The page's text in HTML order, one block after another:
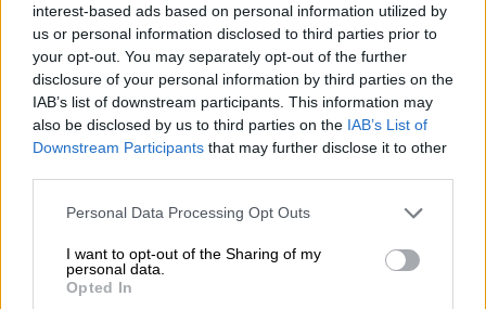
interest-based ads based on personal information utilized by
us or personal information disclosed to third parties prior to
your opt-out. You may separately opt-out of the further
disclosure of your personal information by third parties on the
IAB’s list of downstream participants. This information may
also be disclosed by us to third parties on the IAB’s List of
Downstream Participants that may further disclose it to other
Please note that this website/app uses one or more Google
not limited to your visit or usage behaviour. You may click to
grant or deny consent to Google and its third-party tags to
use your data for below specified purposes in below Google
Personal Data Processing Opt Outs
I want to opt-out of the Sharing of my
personal data.
Opted In
Μαθητής ΕΠΑΛπαρασύρθηκε από
διερχόμενο τρένοστηνΑλεξάνδρεια
Ημαθίας,στην προσπάθειά του να περάσει
στην απέναντι πλευρά, όπου και βρίσκεται
το σχολείο του.
ΔΙΑΒΑΣΤΕ ΕΠΙΣΗΣ
Ελλάδα|05.03.2025 23:49
Νέες σκηνές αστυνομικής βίας στο